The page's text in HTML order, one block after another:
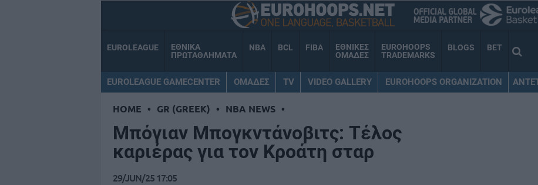
EUROLEAGUE
ΕΘΝΙΚΑ
ΠΡΩΤΑΘΛΗΜΑΤΑ
NBA BCL FIBA
ΕΘΝΙΚΕΣ
ΟΜΑΔΕΣ
EUROHOOPS
TRADEMARKS
BLOGS BET
EUROLEAGUE GAMECENTER ΟΜΑΔΕΣ TV VIDEO GALLERY EUROHOOPS ORGANIZATION
HOME • GR (GREEK) • NBA NEWS •
Μπόγιαν Μπογκντάνοβιτς: Τέλος
καριέρας για τον Κροάτη σταρ
29/JUN/25 17:05